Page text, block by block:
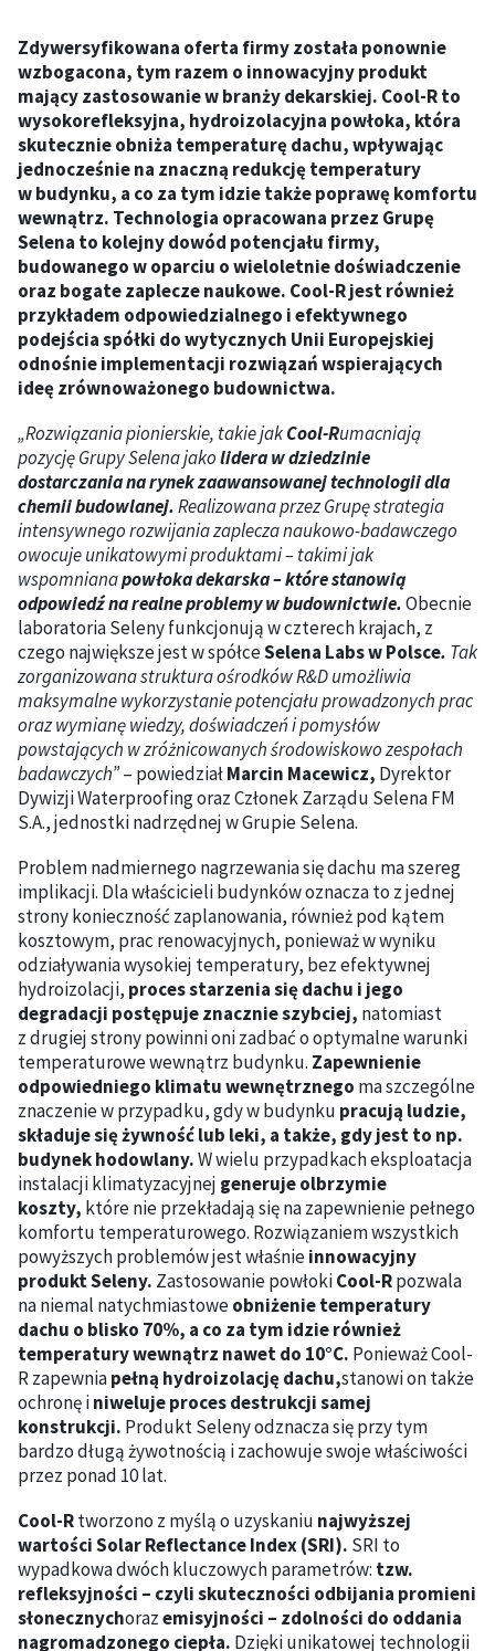
Zdywersyfikowana oferta firmy została ponownie
wzbogacona, tym razem o innowacyjny produkt
mający zastosowanie w branży dekarskiej. Cool-R to
wysokorefleksyjna, hydroizolacyjna powłoka, która
skutecznie obniża temperaturę dachu, wpływając
jednocześnie na znaczną redukcję temperatury
w budynku, a co za tym idzie także poprawę komfortu
wewnątrz. Technologia opracowana przez Grupę
Selena to kolejny dowód potencjału firmy,
budowanego w oparciu o wieloletnie doświadczenie
oraz bogate zaplecze naukowe. Cool-R jest również
przykładem odpowiedzialnego i efektywnego
podejścia spółki do wytycznych Unii Europejskiej
odnośnie implementacji rozwiązań wspierających
ideę zrównoważonego budownictwa.
„Rozwiązania pionierskie, takie jakCool-Rumacniają
pozycję Grupy Selena jakolidera w dziedzinie
dostarczania na rynek zaawansowanej technologii dla
chemii budowlanej.Realizowana przez Grupę strategia
intensywnego rozwijania zaplecza naukowo-badawczego
owocuje unikatowymi produktami – takimi jak
wspomnianapowłoka dekarska – które stanowią
odpowiedź na realne problemy w budownictwie.Obecnie
laboratoria Seleny funkcjonują w czterech krajach, z
czego największe jest w spółceSelena Labs w Polsce. Tak
zorganizowana struktura ośrodków R&D umożliwia
maksymalne wykorzystanie potencjału prowadzonych prac
oraz wymianę wiedzy, doświadczeń i pomysłów
powstających w zróżnicowanych środowiskowo zespołach
badawczych”– powiedziałMarcin Macewicz, Dyrektor
Dywizji Waterproofing oraz Członek Zarządu Selena FM
S.A., jednostki nadrzędnej w Grupie Selena.
Problem nadmiernego nagrzewania się dachu ma szereg
implikacji. Dla właścicieli budynków oznacza to z jednej
strony konieczność zaplanowania, również pod kątem
kosztowym, prac renowacyjnych, ponieważ w wyniku
odziaływania wysokiej temperatury, bez efektywnej
hydroizolacji, proces starzenia się dachu i jego
degradacji postępuje znacznie szybciej, natomiast
z drugiej strony powinni oni zadbać o optymalne warunki
temperaturowe wewnątrz budynku. Zapewnienie
odpowiedniego klimatu wewnętrznego ma szczególne
znaczenie w przypadku, gdy w budynku pracują ludzie,
składuje się żywność lub leki, a także, gdy jest to np.
budynek hodowlany.W wielu przypadkach eksploatacja
instalacji klimatyzacyjnej generuje olbrzymie
koszty, które nie przekładają się na zapewnienie pełnego
komfortu temperaturowego. Rozwiązaniem wszystkich
powyższych problemów jest właśnieinnowacyjny
produkt Seleny. Zastosowanie powłokiCool-Rpozwala
na niemal natychmiastoweobniżenie temperatury
dachu o blisko 70%, a co za tym idzie również
temperatury wewnątrz nawet do 10°C. Ponieważ Cool-
R zapewniapełną hydroizolację dachu,stanowi on także
ochronę iniweluje proces destrukcji samej
konstrukcji. Produkt Seleny odznacza się przy tym
bardzo długą żywotnością i zachowuje swoje właściwości
przez ponad 10 lat.
Cool-Rtworzono z myślą o uzyskaniu najwyższej
wartości Solar Reflectance Index (SRI). SRI to
wypadkowa dwóch kluczowych parametrów: tzw.
refleksyjności – czyli skuteczności odbijania promieni
słonecznychorazemisyjności – zdolności do oddania
nagromadzonego ciepła. Dzięki unikatowej technologii